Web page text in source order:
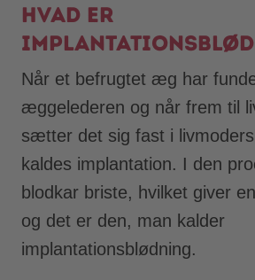
Hvad er
Når et befrugtet æg har
æggelederen og når frem til
sætter det sig fast i
kaldes implantation. I den
blodkar briste, hvilket giver
og det er den, man kalder
implantationsblødning.